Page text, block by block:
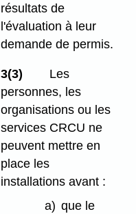
résultats de
l'évaluation à leur
demande de permis.
3(3)
Les
personnes, les
organisations ou les
services CRCU ne
peuvent mettre en
place les
installations avant :
a) que le